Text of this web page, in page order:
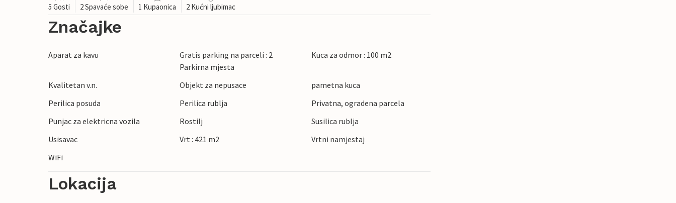
5 Gosti 2 Spavaće sobe 1 Kupaonica 2 Kućni ljubimac
Značajke
Aparat za kavu
Gratis parking na parceli : 2
Parkirna mjesta
Kuca za odmor : 100 m2
Kvalitetan v.n. Objekt za nepusace
pametna kuca
Perilica posuda
Perilica rublja
Privatna, ogradena parcela
Punjac za elektricna vozila
Rostilj
Susilica rublja
Usisavac
Vrt : 421 m2
Vrtni namjestaj
WiFi
Lokacija